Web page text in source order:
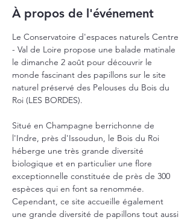
À propos de l'événement
Le Conservatoire d'espaces naturels Centre
- Val de Loire propose une balade matinale
le dimanche 2 août pour découvrir le
monde fascinant des papillons sur le site
naturel préservé des Pelouses du Bois du
Roi (LES BORDES).
Situé en Champagne berrichonne de
l'Indre, près d'Issoudun, le Bois du Roi
héberge une très grande diversité
biologique et en particulier une flore
exceptionnelle constituée de près de 300
espèces qui en font sa renommée.
Cependant, ce site accueille également
une grande diversité de papillons tout aussi